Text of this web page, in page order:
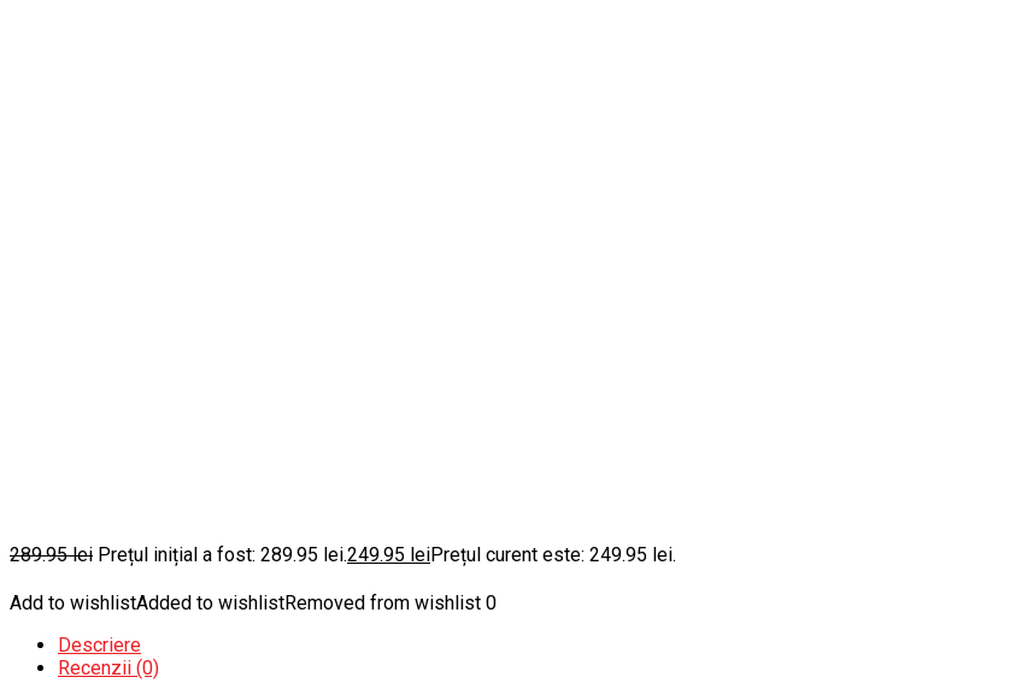
289.95lei Prețul inițial a fost: 289.95 lei.249.95 leiPrețul curent este: 249.95 lei.
Add to wishlistAdded to wishlistRemoved from wishlist 0
Descriere
Recenzii (0)